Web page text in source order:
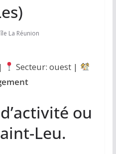
La Réunion
|
Secteur: ouest |
ou
Leu.